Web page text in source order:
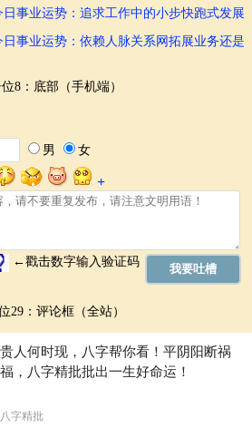
日事业运势：追求工作中的小步快跑式发展
日事业运势：依赖人脉关系网拓展业务还是
8：底部（手机端）
29：评论框（全站）
贵人何时现，八字帮你看！平阴阳断祸
福，八字精批批出一生好命运！
八字精批